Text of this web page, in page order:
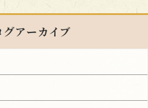
アーカイブ